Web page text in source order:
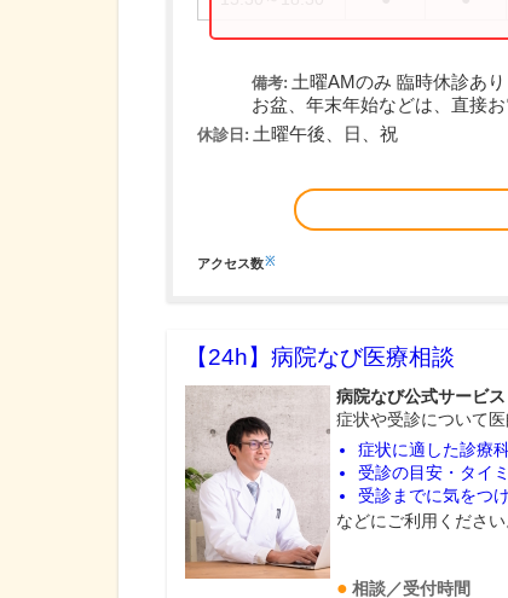
備考: 土曜AMのみ 臨時休診あり
お盆、年末年始などは、直接
休診日: 土曜午後、日、祝
アクセス数※
【24h】 病院なび医療相談
病院なび公式サービス
症状や受診について医
症状に適した診療
受診の目安・タイ
受診までに気をつ
などにご利用くださ
相談／受付時間